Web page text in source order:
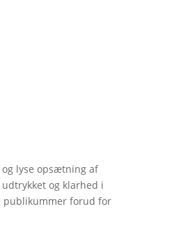
og lyse opsætning af
udtrykket og klarhed i
publikummer forud for